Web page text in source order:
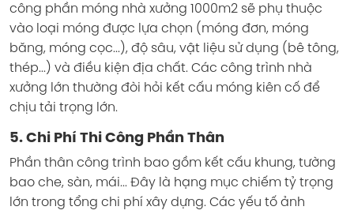
công phần móng nhà xưởng 1000m2 sẽ phụ thuộc
vào loại móng được lựa chọn (móng đơn, móng
băng, móng cọc...), độ sâu, vật liệu sử dụng (bê tông,
thép...) và điều kiện địa chất. Các công trình nhà
xưởng lớn thường đòi hỏi kết cấu móng kiên cố để
chịu tải trọng lớn.
5. Chi Phí Thi Công Phần Thân
Phần thân công trình bao gồm kết cấu khung, tường
bao che, sàn, mái... Đây là hạng mục chiếm tỷ trọng
lớn trong tổng chi phí xây dựng. Các yếu tố ảnh